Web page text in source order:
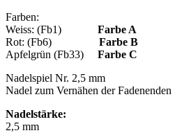
Farben:
Weiss: (Fb1) Farbe A
Rot: (Fb6) Farbe B
Apfelgrün (Fb33) Farbe C
Nadelspiel Nr. 2,5 mm
Nadel zum Vernähen der Fadenenden
Nadelstärke:
2,5 mm